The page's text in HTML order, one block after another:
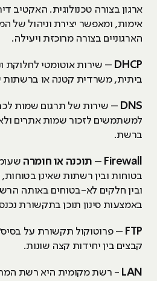
ארגון בצורה טכנולוגית. האקטיב
אימות, ומאפשר יצירת וניהול של
הארגוניים בצורה מרוכזת ויעילה.
DHCP
ביתית, משרדית קטנה או ברשתות
DNS
למשתמשים לזכור שמות אתרים
ברשת.
Firewall
–תוכנה או חומרה
בטוחות ובין רשתות שאינן בטוחות,
ובין חלקים לא-בטוחים באותה
באמצעות סינון תוכן בתקשורת
FTP
קבצים בין יחידות קצה שונות.
LAN - רשת מקומית היא רשת